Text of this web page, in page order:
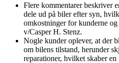
Flere kommentarer beskriver
dele ud på biler efter syn,
omkostninger for kunderne
v/Casper H. Stenz.
Nogle kunder oplever, at der
om bilens tilstand, herunder
reparationer, hvilket skaber